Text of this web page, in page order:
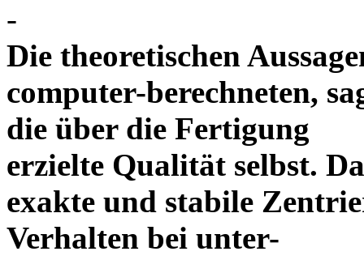
-
Die theoretischen
computer-berechneten,
die über die Fertigung
erzielte Qualität selbst.
exakte und stabile
Verhalten bei unter-